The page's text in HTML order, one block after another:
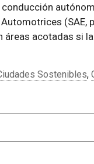
(SAE,
áreas acotadas si
Sostenibles,